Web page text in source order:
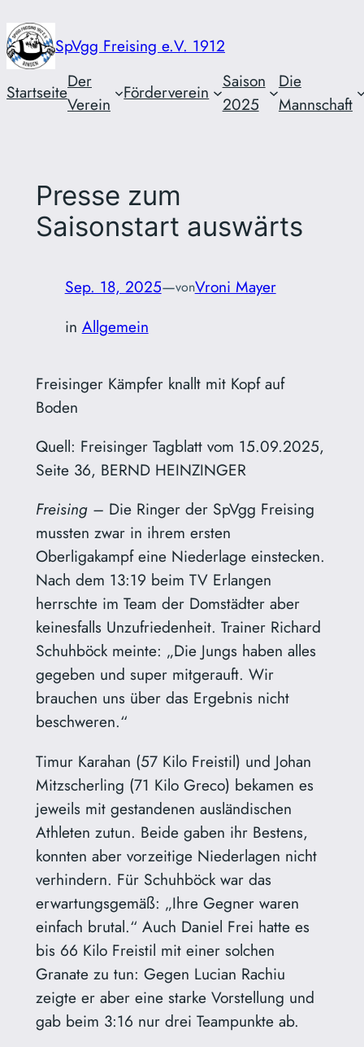
Zum
Inhalt
springen
SpVgg Freising e.V. 1912
Startseite
Der
Verein
Förderverein
Saison
2025
Die
Mannschaft
Presse zum
Saisonstart auswärts
Sep. 18, 2025—vonVroni Mayer
in Allgemein
Freisinger Kämpfer knallt mit Kopf auf
Boden
Quell: Freisinger Tagblatt vom 15.09.2025,
Seite 36, BERND HEINZINGER
Freising – Die Ringer der SpVgg Freising
mussten zwar in ihrem ersten
Oberligakampf eine Niederlage einstecken.
Nach dem 13:19 beim TV Erlangen
herrschte im Team der Domstädter aber
keinesfalls Unzufriedenheit. Trainer Richard
Schuhböck meinte: „Die Jungs haben alles
gegeben und super mitgerauft. Wir
brauchen uns über das Ergebnis nicht
beschweren.“
Timur Karahan (57 Kilo Freistil) und Johan
Mitzscherling (71 Kilo Greco) bekamen es
jeweils mit gestandenen ausländischen
Athleten zutun. Beide gaben ihr Bestens,
konnten aber vorzeitige Niederlagen nicht
verhindern. Für Schuhböck war das
erwartungsgemäß: „Ihre Gegner waren
einfach brutal.“ Auch Daniel Frei hatte es
bis 66 Kilo Freistil mit einer solchen
Granate zu tun: Gegen Lucian Rachiu
zeigte er aber eine starke Vorstellung und
gab beim 3:16 nur drei Teampunkte ab.